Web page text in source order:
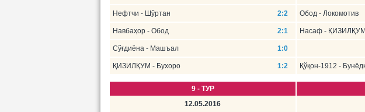
Нефтчи - Шўртан 2:2
Навбаҳор - Обод 2:1
Сўғдиёна - Машъал 1:0
ҚИЗИЛҚУМ - Бухоро 1:2
Обод - Локомотив
Насаф - ҚИЗИЛҚУМ
Қўқон-1912 -
9 - ТУР
12.05.2016